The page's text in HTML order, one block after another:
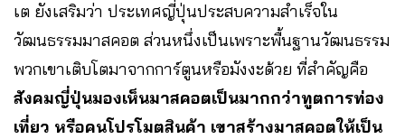
เต ยังเสริมว่า ประเทศญี่ปุ่นประสบความสำเร็จใน
วัฒนธรรมมาสคอต ส่วนหนึ่งเป็นเพราะพื้นฐานวัฒนธรรม
พวกเขาเติบโตมาจากการ์ตูนหรือมังงะด้วย ที่สำคัญคือ
สังคมญี่ปุ่นมองเห็นมาสคอตเป็นมากกว่าทูตการท่อง
เที่ยว หรือคนโปรโมตสินค้า เขาสร้างมาสคอตให้เป็น